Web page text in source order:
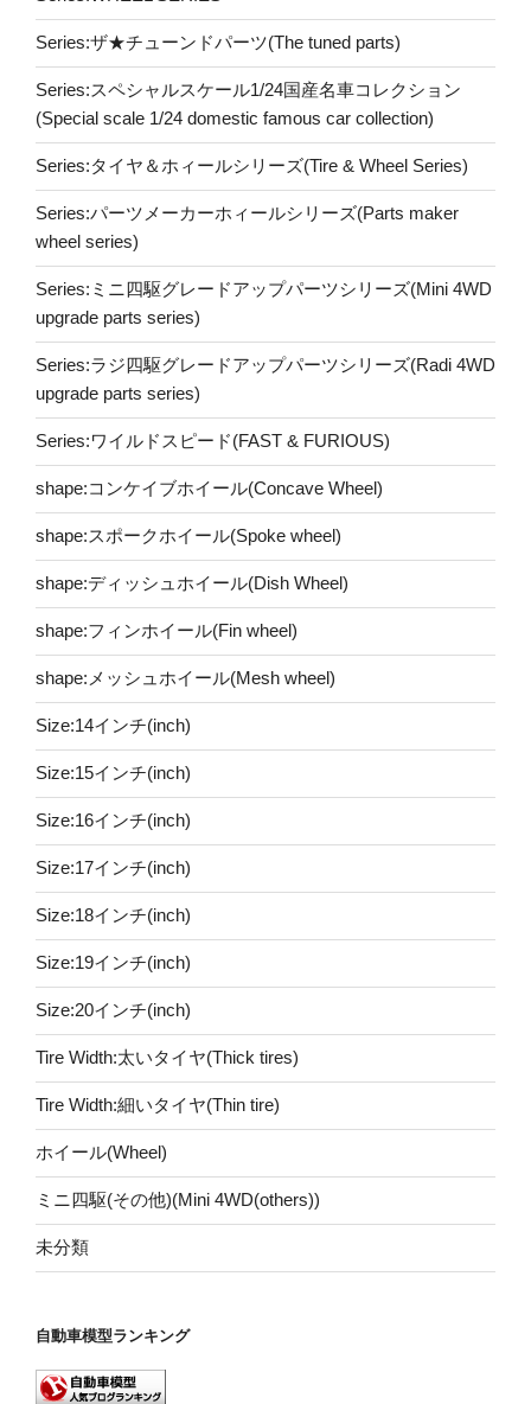
Series:ザ★チューンドパーツ(The tuned parts)
Series:スペシャルスケール1/24国産名車コレクション
(Special scale 1/24 domestic famous car collection)
Series:タイヤ＆ホィールシリーズ(Tire & Wheel Series)
Series:パーツメーカーホィールシリーズ(Parts maker
wheel series)
Series:ミニ四駆グレードアップパーツシリーズ(Mini 4WD
upgrade parts series)
Series:ラジ四駆グレードアップパーツシリーズ(Radi 4WD
upgrade parts series)
Series:ワイルドスピード(FAST & FURIOUS)
shape:コンケイブホイール(Concave Wheel)
shape:スポークホイール(Spoke wheel)
shape:ディッシュホイール(Dish Wheel)
shape:フィンホイール(Fin wheel)
shape:メッシュホイール(Mesh wheel)
Size:14インチ(inch)
Size:15インチ(inch)
Size:16インチ(inch)
Size:17インチ(inch)
Size:18インチ(inch)
Size:19インチ(inch)
Size:20インチ(inch)
Tire Width:太いタイヤ(Thick tires)
Tire Width:細いタイヤ(Thin tire)
ホイール(Wheel)
ミニ四駆(その他)(Mini 4WD(others))
未分類
自動車模型ランキング